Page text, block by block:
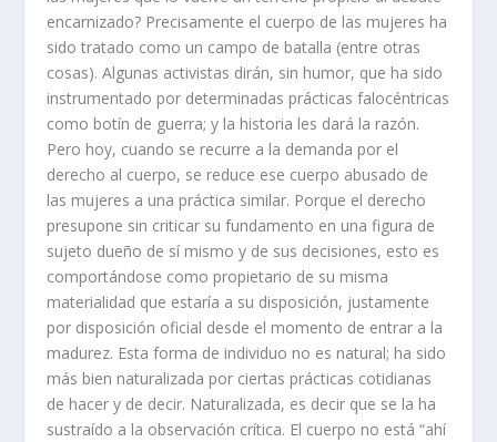
encarnizado? Precisamente el cuerpo de las mujeres ha
sido tratado como un campo de batalla (entre otras
cosas). Algunas activistas dirán, sin humor, que ha sido
instrumentado por determinadas prácticas falocéntricas
como botín de guerra; y la historia les dará la razón.
Pero hoy, cuando se recurre a la demanda por el
derecho al cuerpo, se reduce ese cuerpo abusado de
las mujeres a una práctica similar. Porque el derecho
presupone sin criticar su fundamento en una figura de
sujeto dueño de sí mismo y de sus decisiones, esto es
comportándose como propietario de su misma
materialidad que estaría a su disposición, justamente
por disposición oficial desde el momento de entrar a la
madurez. Esta forma de individuo no es natural; ha sido
más bien naturalizada por ciertas prácticas cotidianas
de hacer y de decir. Naturalizada, es decir que se la ha
sustraído a la observación crítica. El cuerpo no está “ahí